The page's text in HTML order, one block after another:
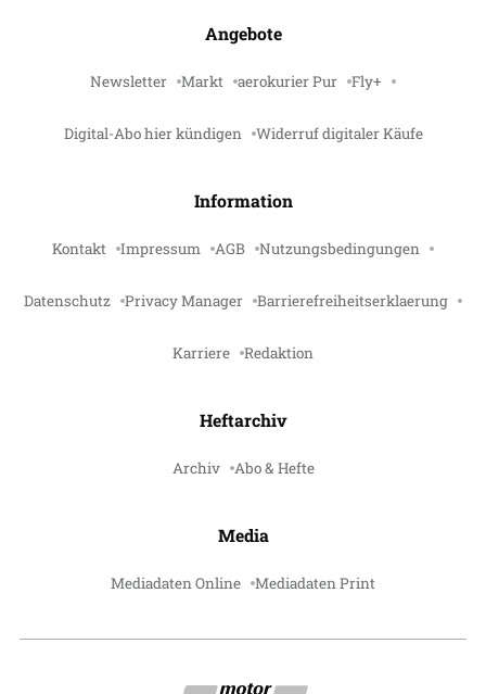
Angebote
Newsletter Markt aerokurier Pur Fly+
Digital-Abo hier kündigen Widerruf digitaler Käufe
Information
Kontakt Impressum AGB Nutzungsbedingungen
Datenschutz Privacy Manager Barrierefreiheitserklaerung
Karriere Redaktion
Heftarchiv
Archiv Abo & Hefte
Media
Mediadaten Online Mediadaten Print